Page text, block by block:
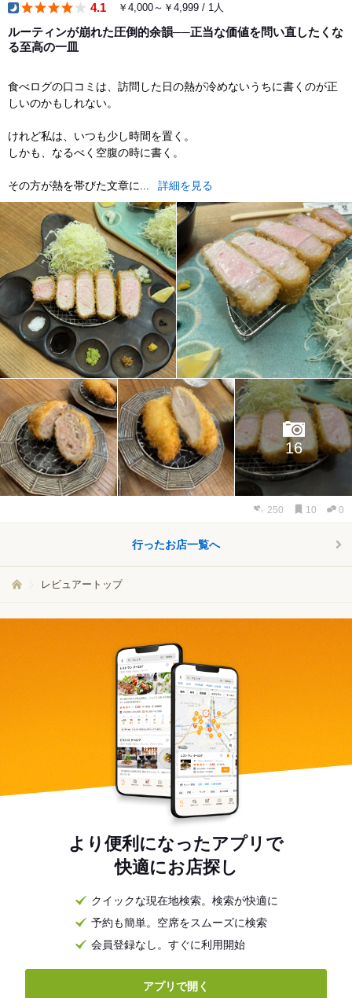
4.1 ￥4,000～￥4,999 / 1人
ルーティンが崩れた圧倒的余韻──正当な価値を問い直したくな
る至高の一皿
食べログの口コミは、訪問した日の熱が冷めないうちに書くのが正
しいのかもしれない。
けれど私は、いつも少し時間を置く。
しかも、なるべく空腹の時に書く。
その方が熱を帯びた文章に... 詳細を見る
16
250 10 0
行ったお店一覧へ
レビュアートップ
より便利になったアプリで
快適にお店探し
クイックな現在地検索。検索が快適に
予約も簡単。空席をスムーズに検索
会員登録なし。すぐに利用開始
アプリで開く